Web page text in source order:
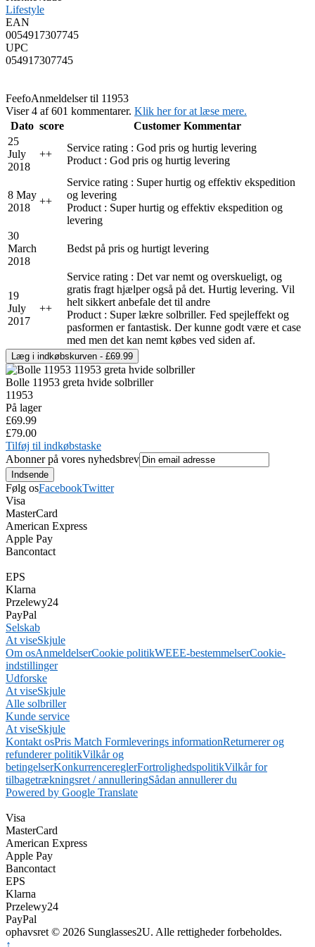
Lifestyle
EAN
0054917307745
UPC
054917307745
FeefoAnmeldelser til 11953
Viser 4 af 601 kommentarer. Klik her for at læse mere.
Dato score
Customer Kommentar
25
July
2018
++
Service rating : God pris og hurtig levering
Product : God pris og hurtig levering
8 May
2018
++
Service rating : Super hurtig og effektiv ekspedition
og levering
Product : Super hurtig og effektiv ekspedition og
levering
30
March
2018
Bedst på pris og hurtigt levering
19
July
2017
++
Service rating : Det var nemt og overskueligt, og
gratis fragt hjælper også på det. Hurtig levering. Vil
helt sikkert anbefale det til andre
Product : Super lækre solbriller. Fed spejleffekt og
pasformen er fantastisk. Der kunne godt være et case
med men det kan nemt købes ved siden af.
Bolle 11953 greta hvide solbriller
11953
På lager
£69.99
£79.00
Tilføj til indkøbstaske
Abonner på vores nyhedsbrev
Følg osFacebookTwitter
Visa
MasterCard
American Express
Apple Pay
Bancontact
EPS
Klarna
Przelewy24
PayPal
Selskab
At viseSkjule
Om osAnmeldelserCookie politikWEEE-bestemmelserCookie-
indstillinger
Udforske
At viseSkjule
Alle solbriller
Kunde service
At viseSkjule
Kontakt osPris Match Formleverings informationReturnerer og
refunderer politikVilkår og
betingelserKonkurrencereglerFortrolighedspolitikVilkår for
tilbagetrækningsret / annulleringSådan annullerer du
Powered by Google Translate
Visa
MasterCard
American Express
Apple Pay
Bancontact
EPS
Klarna
Przelewy24
PayPal
ophavsret © 2026 Sunglasses2U. Alle rettigheder forbeholdes.
↑